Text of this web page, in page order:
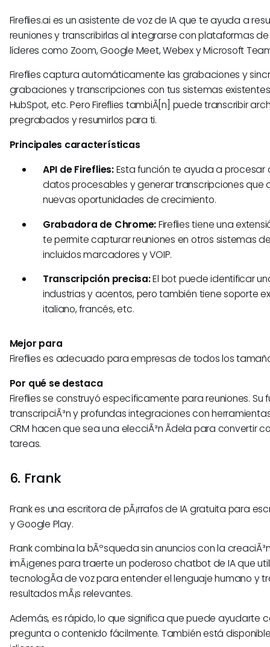
Fireflies.ai es un asistente de voz de IA que te ayuda a
reuniones y transcribirlas al integrarse con plataformas
líderes como Zoom, Google Meet, Webex y Microsoft
Fireflies captura automáticamente las grabaciones y
grabaciones y transcripciones con tus sistemas
HubSpot, etc. Pero Fireflies tambiÃ[n] puede transcribir
pregrabados y resumirlos para ti.
Principales características
API de Fireflies:Esta función te ayuda a procesar
datos procesables y generar transcripciones que
nuevas oportunidades de crecimiento.
Grabadora de Chrome:Fireflies tiene una
te permite capturar reuniones en otros sistemas
incluidos marcadores y VOIP.
Transcripción precisa:El bot puede identificar
industrias y acentos, pero también tiene soporte
italiano, francés, etc.
Mejor para
Fireflies es adecuado para empresas de todos los
Por qué se destaca
Fireflies se construyó específicamente para reuniones. Su
transcripciÃ³n y profundas integraciones con
CRM hacen que sea una elecciÃ³n Ã­dela para convertir
tareas.
6. Frank
Frank es una escritora de pÃ¡rrafos de IA gratuita para
y Google Play.
Frank combina la bÃºsqueda sin anuncios con la
imÃ¡genes para traerte un poderoso chatbot de IA que
tecnologÃ­a de voz para entender el lenguaje humano y
resultados mÃ¡s relevantes.
Además, es rápido, lo que significa que puede ayudarte
pregunta o contenido fácilmente. También está